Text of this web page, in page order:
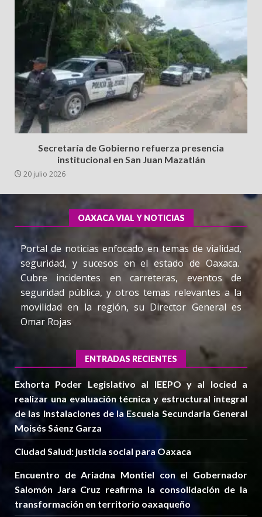
Secretaría de Gobierno refuerza presencia
institucional en San Juan Mazatlán
20 julio 2026
OAXACA VIAL Y NOTICIAS
Portal de noticias enfocado en temas de vialidad,
seguridad, y sucesos en el estado de Oaxaca.
Cubre incidentes en carreteras, eventos de
seguridad pública, y otros temas relevantes a la
movilidad en la región, su Director General es
Omar Rojas
ENTRADAS RECIENTES
Exhorta Poder Legislativo al IEEPO y al Iocied a
realizar una evaluación técnica y estructural integral
de las instalaciones de la Escuela Secundaria General
Moisés Sáenz Garza
Ciudad Salud: justicia social para Oaxaca
Encuentro de Ariadna Montiel con el Gobernador
Salomón Jara Cruz reafirma la consolidación de la
transformación en territorio oaxaqueño